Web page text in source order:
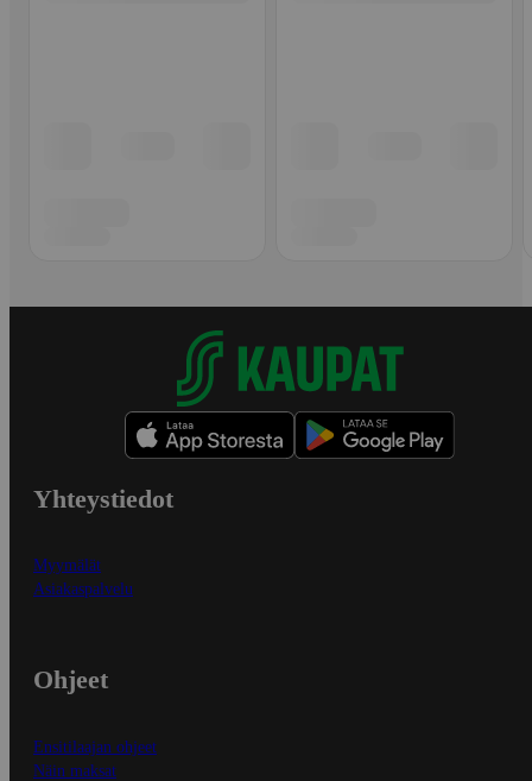
Yhteystiedot
Myymälät
Asiakaspalvelu
Ohjeet
Ensitilaajan ohjeet
Näin maksat